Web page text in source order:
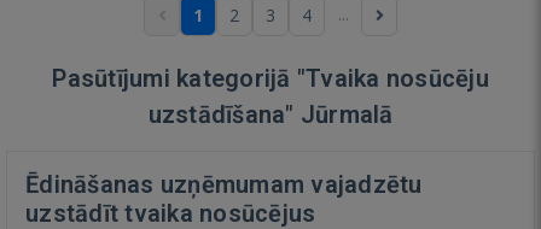
1 2 3 4 ...
Pasūtījumi kategorijā "Tvaika nosūcēju
uzstādīšana" Jūrmalā
Ēdināšanas uzņēmumam vajadzētu
uzstādīt tvaika nosūcējus